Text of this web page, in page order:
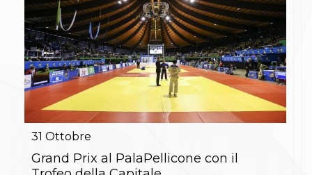
La disciplina
News
Gare e Risultati
Attività Didattica
Albi Federali
Arti marziali
Aikido
Ju Jitsu
Sumo
BJJ
Pancrazio/Pankration
31 Ottobre
Grand Prix al PalaPellicone con il